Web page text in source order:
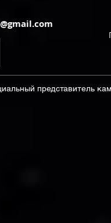
представитель